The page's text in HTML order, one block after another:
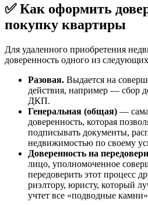
✅ Как оформить
покупку квартиры
Для удаленного приобретения
доверенность одного из
Разовая. Выдается на
действия, например — сбор
ДКП.
Генеральная (общая) —
доверенность, которая
подписывать документы,
недвижимостью по своему
Доверенность на
лицо, уполномоченное
передоверить этот процесс
риэлтору, юристу, который
учтет все «подводные